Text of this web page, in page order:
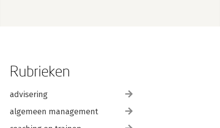
Rubrieken
advisering
algemeen management